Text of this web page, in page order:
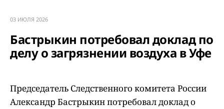
03 ИЮЛЯ 2026
Бастрыкин потребовал доклад по
делу о загрязнении воздуха в Уфе
Председатель Следственного комитета России
Александр Бастрыкин потребовал доклад о